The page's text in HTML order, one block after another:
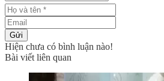
Gửi
Hiện chưa có bình luận nào!
Bài viết liên quan